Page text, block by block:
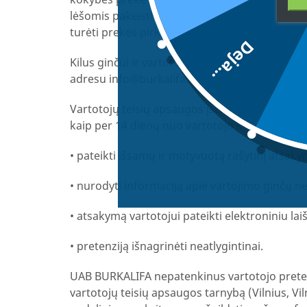
lėšomis pakeisti netinkamos kokybės prekę
turėti prekės pirkimą patvirtinantį dokumentą
Kilus ginčui ir vartotojui manant, kad UAB
adresu info@burkalifa.eu
, nurodydamas
Vartotojų teisių apsaugos įstatymo 21
kaip per 14 dienų nuo vartotojo kreipimosi
• pateikti išsamų ir motyvuotą rašytinį
• nurodyti informaciją apie vartojimo ginčų
• atsakymą vartotojui pateikti elektroniniu
• pretenziją išnagrinėti neatlygintinai.
UAB BURKALIFA nepatenkinus vartotojo
vartotojų teisių apsaugos tarnybą (Vilnius,
Deja...